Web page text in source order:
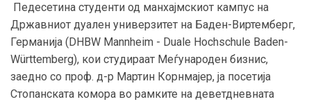
Педесетина студенти од манхајмскиот кампус на
Државниот дуален универзитет на Баден-Виртемберг,
Германија (DHBW Mannheim - Duale Hochschule Baden-
Württemberg), кои студираат Меѓународен бизнис,
заедно со проф. д-р Мартин Корнмајер, ја посетија
Стопанската комора во рамките на деветдневната